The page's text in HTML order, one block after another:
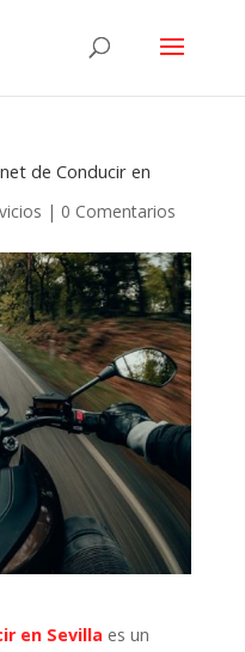
de Conducir en
| 0 Comentarios
en Sevilla es un